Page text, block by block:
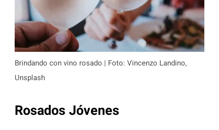
Brindando con vino rosado | Foto: Vincenzo Landino,
Unsplash
Rosados Jóvenes